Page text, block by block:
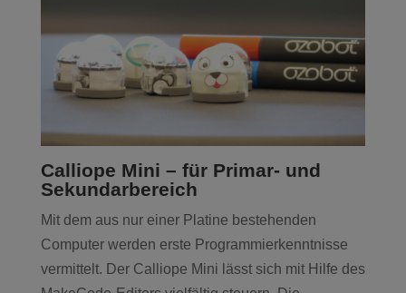
Calliope Mini – für Primar- und
Sekundarbereich
Mit dem aus nur einer Platine bestehenden
Computer werden erste Programmierkenntnisse
vermittelt. Der Calliope Mini lässt sich mit Hilfe des